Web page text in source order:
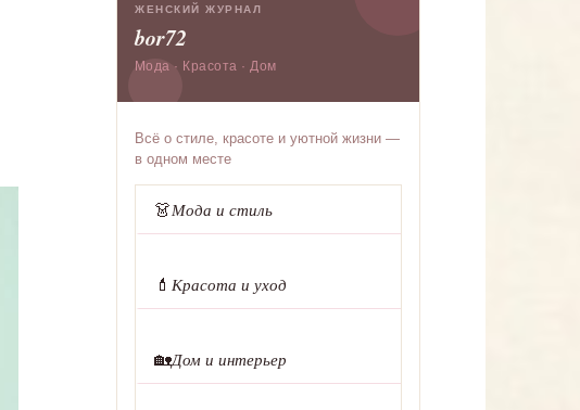
ЖЕНСКИЙ ЖУРНАЛ
bor72
Мода · Красота · Дом
Всё о стиле, красоте и уютной жизни —
в одном месте
👗Мода и стиль
💄 Красота и уход
🏡Дом и интерьер